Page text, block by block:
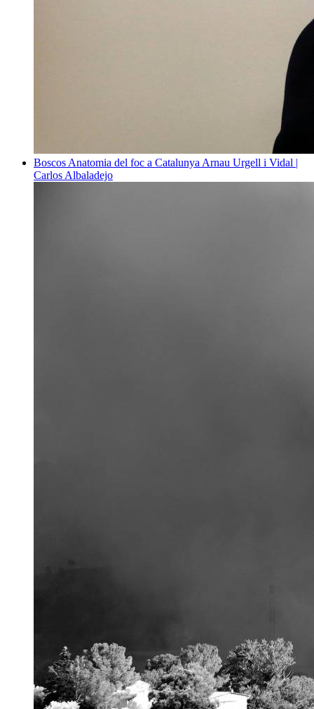
Boscos Anatomia del foc a Catalunya Arnau Urgell i Vidal |
Carlos Albaladejo